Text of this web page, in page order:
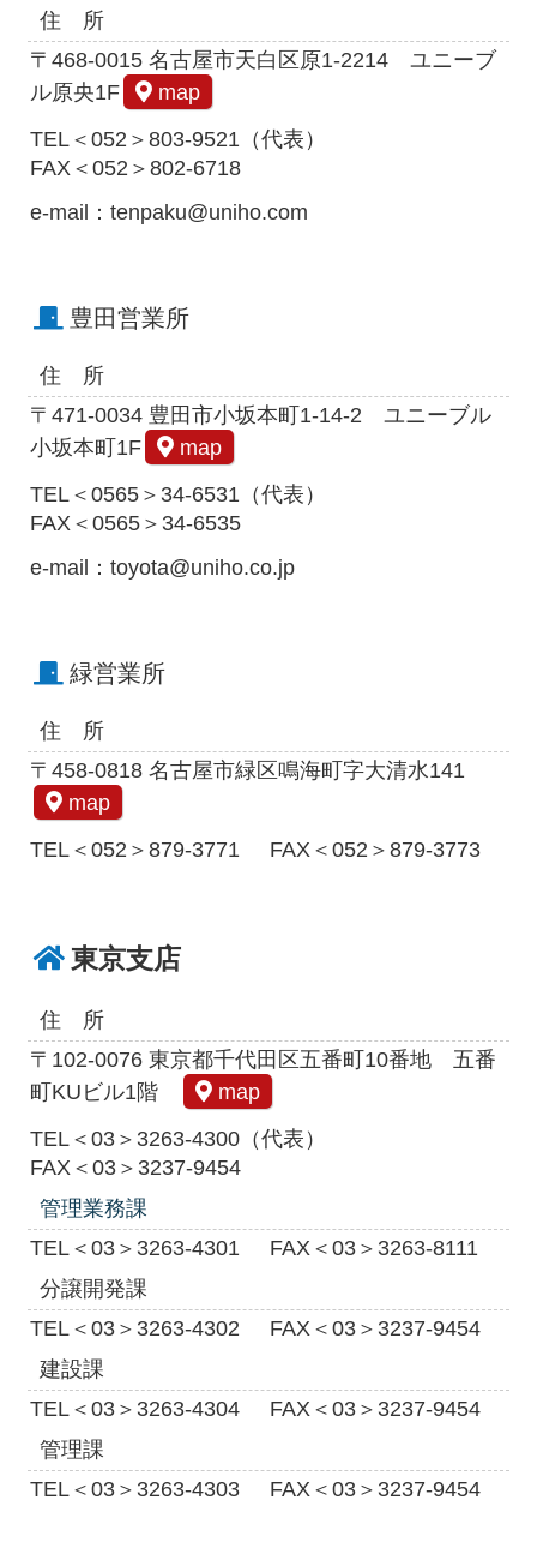
住 所
〒468-0015 名古屋市天白区原1-2214 ユニーブ
ル原央1F
map
TEL＜052＞803-9521（代表）
FAX＜052＞802-6718
e-mail：tenpaku@uniho.com
豊田営業所
住 所
〒471-0034 豊田市小坂本町1-14-2 ユニーブル
小坂本町1F
map
TEL＜0565＞34-6531（代表）
FAX＜0565＞34-6535
e-mail：toyota@uniho.co.jp
緑営業所
住 所
〒458-0818 名古屋市緑区鳴海町字大清水141
map
TEL＜052＞879-3771
FAX＜052＞879-3773
東京支店
住 所
〒102-0076 東京都千代田区五番町10番地 五番
町KUビル1階
map
TEL＜03＞3263-4300（代表）
FAX＜03＞3237-9454
管理業務課
TEL＜03＞3263-4301
FAX＜03＞3263-8111
分譲開発課
TEL＜03＞3263-4302
FAX＜03＞3237-9454
建設課
TEL＜03＞3263-4304
FAX＜03＞3237-9454
管理課
TEL＜03＞3263-4303
FAX＜03＞3237-9454